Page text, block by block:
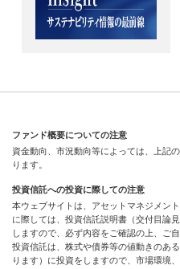
ファンド概要についての注意
資金動向、市況動向等によっては、上記
ります。
投資信託への投資に際しての注意
本ウェブサイトは、アセットマネジメン
に際しては、投資信託説明書（交付目論
しますので、必ず内容をご確認の上、ご
投資信託は、株式や債券等の値動きのあ
ります）に投資をしますので、市場環境